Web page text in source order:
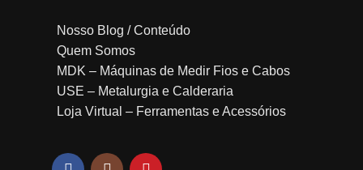
Nosso Blog / Conteúdo
Quem Somos
MDK – Máquinas de Medir Fios e Cabos
USE – Metalurgia e Calderaria
Loja Virtual – Ferramentas e Acessórios